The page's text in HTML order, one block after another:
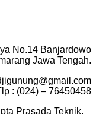
No.14 Banjardowo
Jawa Tengah.
: (024) – 76450458
Prasada Teknik.